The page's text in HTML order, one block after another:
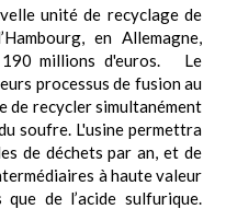
unité de recyclage de
en Allemagne,
190 millions d'euros. Le
processus de fusion au
de recycler simultanément
soufre. L'usine permettra
de déchets par an, et de
à haute valeur
de l’acide sulfurique.